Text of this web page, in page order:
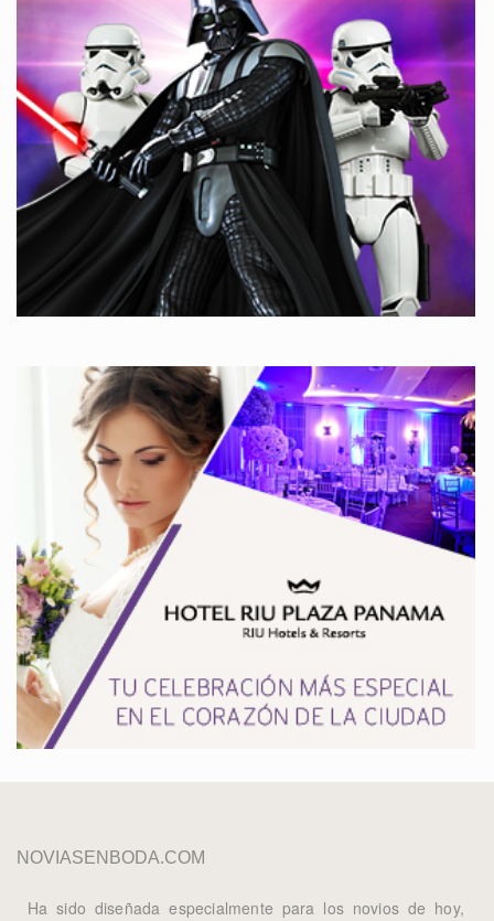
NOVIASENBODA.COM
Ha sido diseñada especialmente para los novios de hoy,